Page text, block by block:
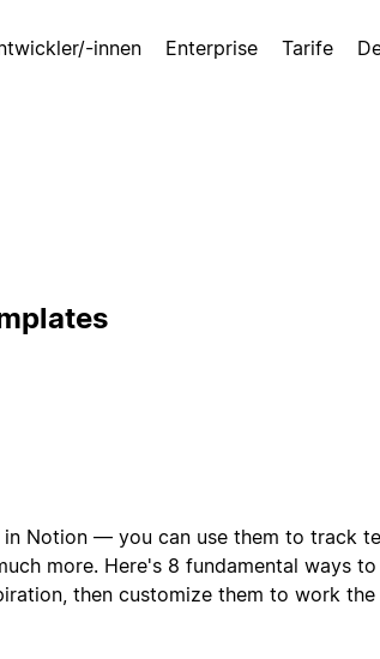
innen Enterprise Tarife
Notion — you can use them to track
more. Here's 8 fundamental ways
then customize them to work